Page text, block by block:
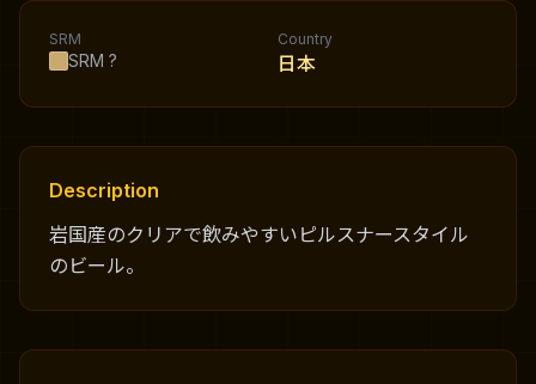
SRM
SRM ?
Country
日本
Description
岩国産のクリアで飲みやすいピルスナースタイル
のビール。